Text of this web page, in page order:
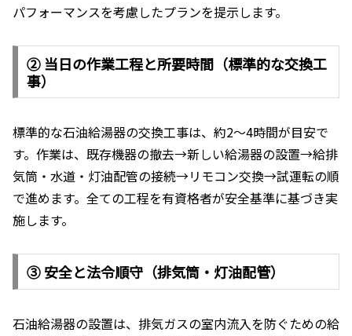
パフォーマンスを考慮したプランを提示します。
② 当日の作業工程と所要時間（標準的な交換工
事）
標準的な石油給湯器の交換工事は、約2〜4時間が目安で
す。作業は、既存機器の撤去→新しい給湯器の設置→給排
気筒・水道・灯油配管の接続→リモコン交換→試運転の順
で進めます。全ての工程を有資格者が安全基準に基づき実
施します。
③ 安全と法令順守（排気筒・灯油配管）
石油給湯器の設置は、排気ガスの室内流入を防ぐための給